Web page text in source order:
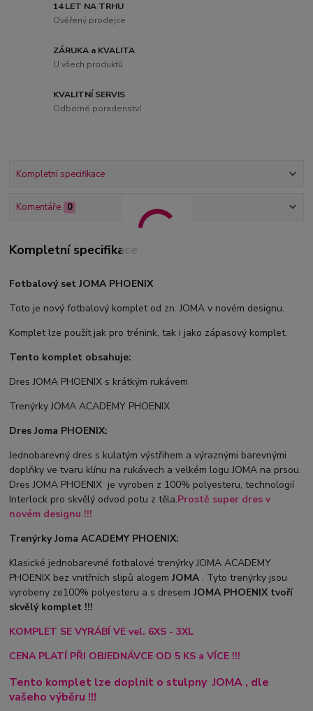
14 LET NA TRHU
Ověřený prodejce
ZÁRUKA a KVALITA
U všech produktů
KVALITNÍ SERVIS
Odborné poradenství
Kompletní specifikace
Komentáře 0
Kompletní specifikace
Fotbalový set JOMA PHOENIX
Toto je nový fotbalový komplet od zn. JOMA v novém designu.
Komplet lze použít jak pro trénink, tak i jako zápasový komplet.
Tento komplet obsahuje:
Dres JOMA PHOENIX s krátkým rukávem
Trenýrky JOMA ACADEMY PHOENIX
Dres Joma PHOENIX:
Jednobarevný dres s kulatým výstřihem a výraznými barevnými
doplňky ve tvaru klínu na rukávech a velkém logu JOMA na prsou.
Dres JOMA PHOENIX je vyroben z 100% polyesteru, technologií
Interlock pro skvělý odvod potu z těla.Prostě super dres v
novém designu !!!
Trenýrky Joma ACADEMY PHOENIX:
Klasické jednobarevné fotbalové trenýrky JOMA ACADEMY
PHOENIX bez vnitřních slipů alogem JOMA . Tyto trenýrky jsou
vyrobeny ze100% polyesteru a s dresemJOMA PHOENIX tvoří
skvělý komplet !!!
KOMPLET SE VYRÁBÍ VE vel. 6XS - 3XL
CENA PLATÍ PŘI OBJEDNÁVCE OD 5 KS a VÍCE !!!
Tento komplet lze doplnit o stulpny JOMA , dle
vašeho výběru !!!